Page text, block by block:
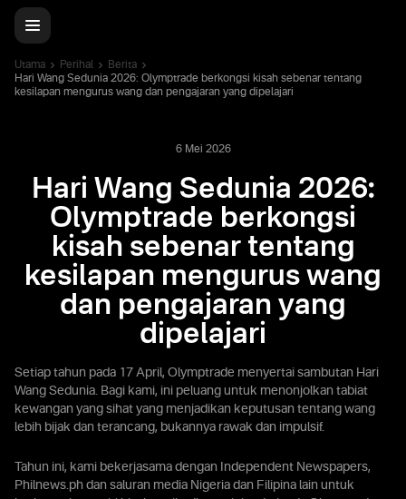
Utama Perihal
Berita
Hari Wang Sedunia 2026: Olymptrade berkongsi kisah sebenar tentang
kesilapan mengurus wang dan pengajaran yang dipelajari
6 Mei 2026
Hari Wang Sedunia 2026:
Olymptrade berkongsi
kisah sebenar tentang
kesilapan mengurus wang
dan pengajaran yang
dipelajari
Setiap tahun pada 17 April, Olymptrade menyertai sambutan Hari
Wang Sedunia. Bagi kami, ini peluang untuk menonjolkan tabiat
kewangan yang sihat yang menjadikan keputusan tentang wang
lebih bijak dan terancang, bukannya rawak dan impulsif.
Tahun ini, kami bekerjasama dengan Independent Newspapers,
Philnews.ph dan saluran media Nigeria dan Filipina lain untuk